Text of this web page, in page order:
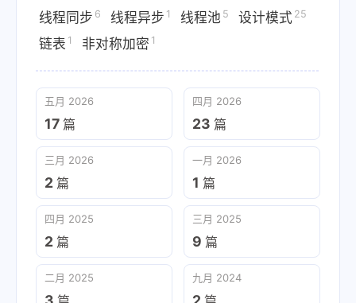
线程同步 6 线程异步 1 线程池 5 设计模式 25
链表 1 非对称加密 1
五月 2026
17 篇
四月 2026
23 篇
三月 2026
2 篇
一月 2026
1 篇
四月 2025
2 篇
三月 2025
9 篇
二月 2025 九月 2024